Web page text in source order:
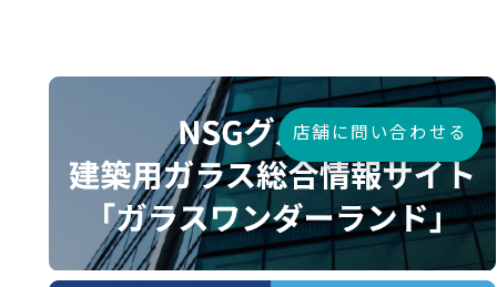
店舗に問い合わせる